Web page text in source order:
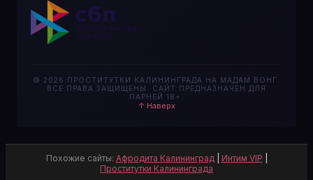
© 2026 ПРОСТИТУТКИ КАЛИНИНГРАДА НА МАДАМ ВОНГ.
ВСЕ ПРАВА ЗАЩИЩЕНЫ. САЙТ ПРЕДНАЗНАЧЕН ДЛЯ
ПАРНЕЙ 18+.
↑ Наверх
Похожие сайты: Афродита Калининград| Интим VIP
Проститутки Калининграда